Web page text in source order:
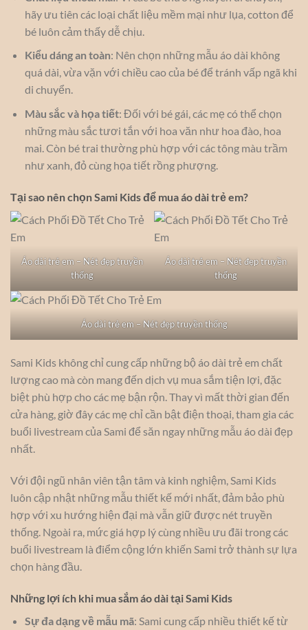
hãy ưu tiên các loại chất liệu mềm mại như lụa, cotton để
bé luôn cảm thấy dễ chịu.
Kiểu dáng an toàn: Nên chọn những mẫu áo dài không
quá dài, vừa vặn với chiều cao của bé để tránh vấp ngã khi
di chuyển.
Màu sắc và họa tiết: Đối với bé gái, các mẹ có thể chọn
những màu sắc tươi tắn với hoa văn như hoa đào, hoa
mai. Còn bé trai thường phù hợp với các tông màu trầm
như xanh, đỏ cùng họa tiết rồng phượng.
Tại sao nên chọn Sami Kids để mua áo dài trẻ em?
Áo dài trẻ em – Nét đẹp truyền
thống
Áo dài trẻ em – Nét đẹp truyền
thống
Áo dài trẻ em – Nét đẹp truyền thống
Sami Kids không chỉ cung cấp những bộ áo dài trẻ em chất
lượng cao mà còn mang đến dịch vụ mua sắm tiện lợi, đặc
biệt phù hợp cho các mẹ bận rộn. Thay vì mất thời gian đến
cửa hàng, giờ đây các mẹ chỉ cần bật điện thoại, tham gia các
buổi livestream của Sami để săn ngay những mẫu áo dài đẹp
nhất.
Với đội ngũ nhân viên tận tâm và kinh nghiệm, Sami Kids
luôn cập nhật những mẫu thiết kế mới nhất, đảm bảo phù
hợp với xu hướng hiện đại mà vẫn giữ được nét truyền
thống. Ngoài ra, mức giá hợp lý cùng nhiều ưu đãi trong các
buổi livestream là điểm cộng lớn khiến Sami trở thành sự lựa
chọn hàng đầu.
Những lợi ích khi mua sắm áo dài tại Sami Kids
Sự đa dạng về mẫu mã: Sami cung cấp nhiều thiết kế từ